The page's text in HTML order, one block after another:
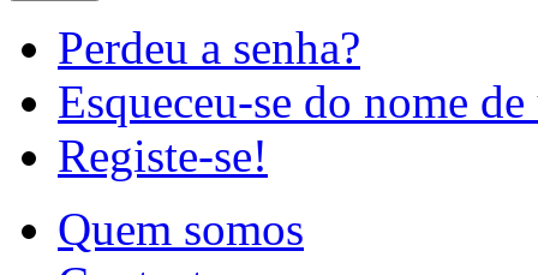
Perdeu a senha?
Esqueceu-se do nome
Registe-se!
Quem somos